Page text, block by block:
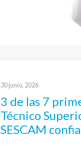
30 junio, 2026
3 de las 7
Técnico
SESCAM